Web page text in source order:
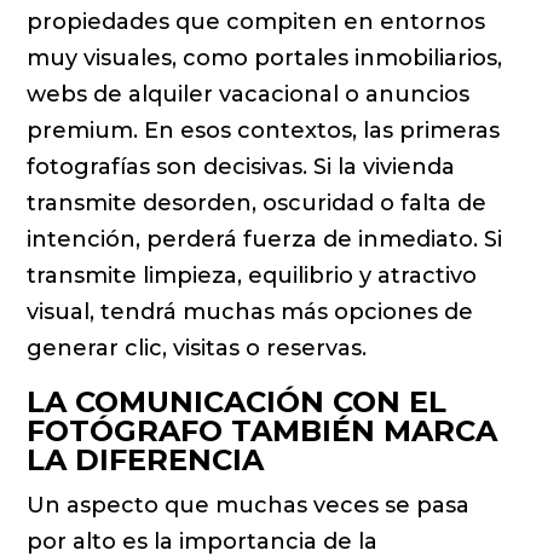
propiedades que compiten en entornos
muy visuales, como portales inmobiliarios,
webs de alquiler vacacional o anuncios
premium. En esos contextos, las primeras
fotografías son decisivas. Si la vivienda
transmite desorden, oscuridad o falta de
intención, perderá fuerza de inmediato. Si
transmite limpieza, equilibrio y atractivo
visual, tendrá muchas más opciones de
generar clic, visitas o reservas.
LA COMUNICACIÓN CON EL
FOTÓGRAFO TAMBIÉN MARCA
LA DIFERENCIA
Un aspecto que muchas veces se pasa
por alto es la importancia de la